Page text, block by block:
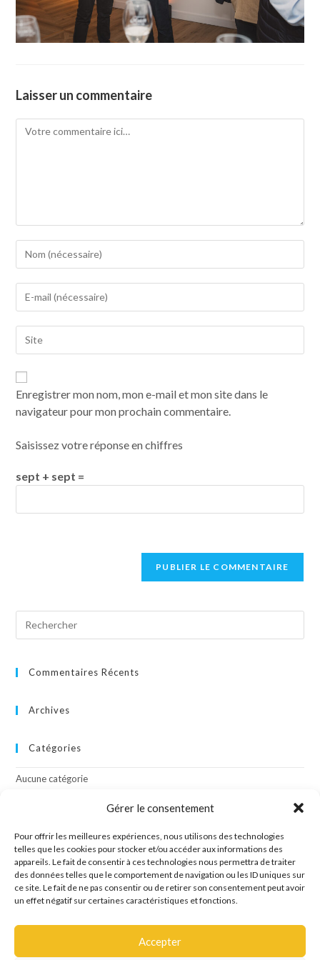
Gérer le consentement
Pour offrir les meilleures expériences, nous utilisons des technologies
telles que les cookies pour stocker et/ou accéder aux informations des
appareils. Le fait de consentir à ces technologies nous permettra de traiter
des données telles que le comportement de navigation ou les ID uniques sur
ce site. Le fait de ne pas consentir ou de retirer son consentement peut avoir
un effet négatif sur certaines caractéristiques et fonctions.
Accepter
Laisser un commentaire
Enregistrer mon nom, mon e-mail et mon site dans le
navigateur pour mon prochain commentaire.
Saisissez votre réponse en chiffres
sept + sept =
Commentaires Récents
Archives
Catégories
Aucune catégorie
Connexion
Flux des publications
Flux des commentaires
Site de WordPress-FR